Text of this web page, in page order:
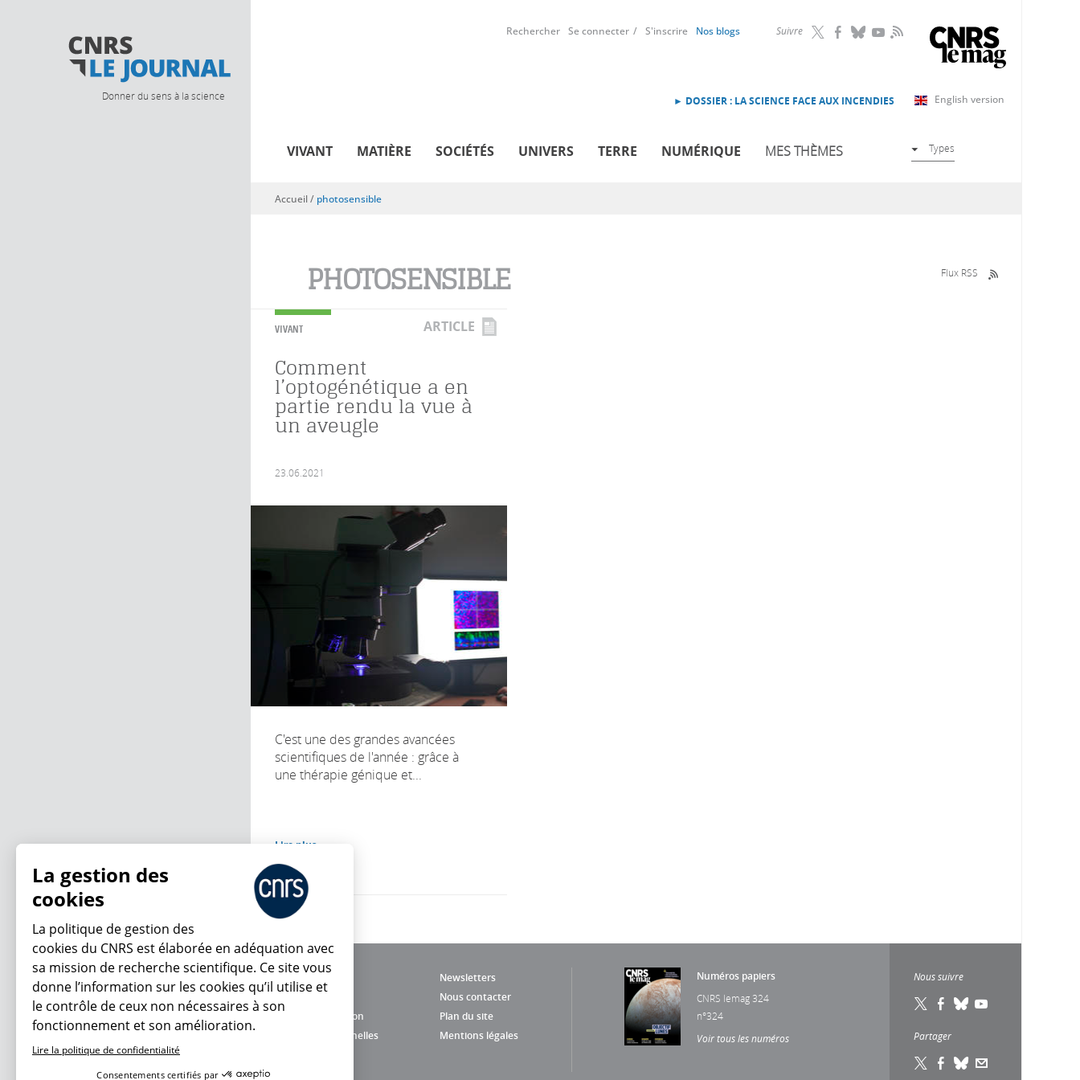
Donner du sens à la science
Suivre RSS
Rechercher Se connecter S'inscrire Nos blogs
English version
► DOSSIER : LA SCIENCE FACE AUX INCENDIES
VIVANT MATIÈRE SOCIÉTÉS UNIVERS TERRE NUMÉRIQUE MES THÈMES Types
Vous êtes ici
Accueil/ photosensible
PHOTOSENSIBLE Flux RSS
VIVANT ARTICLE
Comment
l’optogénétique a en
partie rendu la vue à
un aveugle
23.06.2021
C'est une des grandes avancées
scientifiques de l'année : grâce à
une thérapie génique et...
Lire plus
Newsletters
Nous contacter
Charte d'utilisation
Plan du site
Données personnelles
Mentions légales
Numéros papiers
CNRS lemag 324
n°324
Voir tous les numéros
Nous suivre
Partager
En ce moment
La gestion des
cookies
La politique de gestion des
cookies du CNRS est élaborée en adéquation avec
sa mission de recherche scientifique. Ce site vous
donne l’information sur les cookies qu’il utilise et
le contrôle de ceux non nécessaires à son
fonctionnement et son amélioration.
Lire la politique de confidentialité
Consentements certifiés par